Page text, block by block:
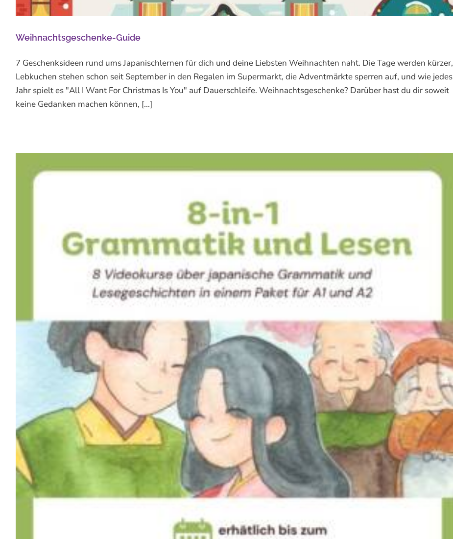
Weihnachtsgeschenke-Guide
7 Geschenksideen rund ums Japanischlernen für dich und deine Liebsten Weihnachten naht. Die Tage werden kürzer,
Lebkuchen stehen schon seit September in den Regalen im Supermarkt, die Adventmärkte sperren auf, und wie jedes
Jahr spielt es "All I Want For Christmas Is You" auf Dauerschleife. Weihnachtsgeschenke? Darüber hast du dir soweit
keine Gedanken machen können, [...]